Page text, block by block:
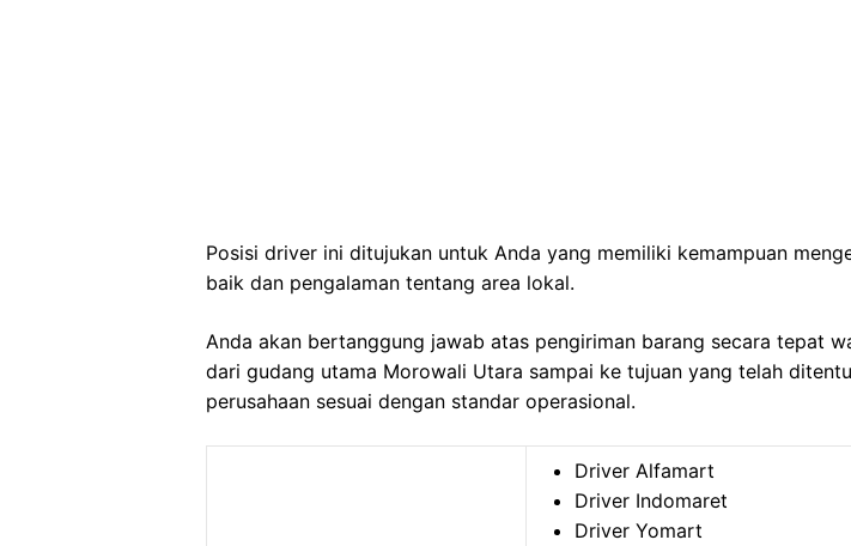
Posisi driver ini ditujukan untuk Anda yang memiliki kemampuan
baik dan pengalaman tentang area lokal.
Anda akan bertanggung jawab atas pengiriman barang secara tepat
dari gudang utama Morowali Utara sampai ke tujuan yang telah
perusahaan sesuai dengan standar operasional.
Driver Alfamart
Driver Indomaret
Driver Yomart